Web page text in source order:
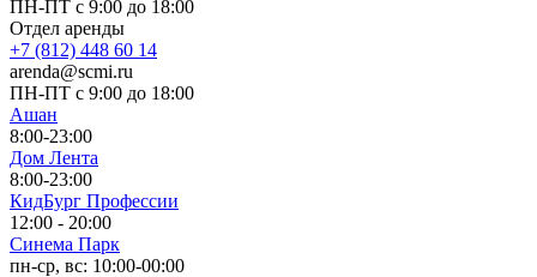
ПН-ПТ с 9:00 до 18:00
Отдел аренды
+7 (812) 448 60 14
arenda@scmi.ru
ПН-ПТ с 9:00 до 18:00
Ашан
8:00-23:00
Дом Лента
8:00-23:00
КидБург Профессии
12:00 - 20:00
Синема Парк
пн-ср, вс: 10:00-00:00